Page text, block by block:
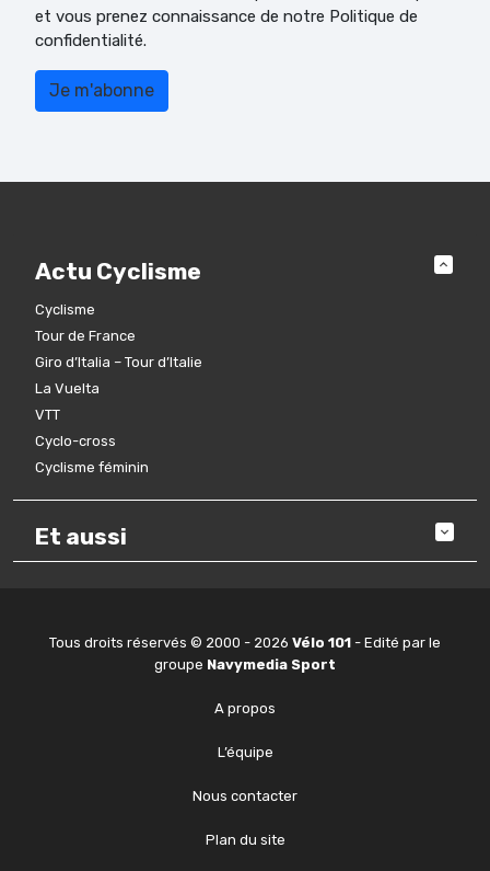
et vous prenez connaissance de notre Politique de
confidentialité.
Actu Cyclisme
Cyclisme
Tour de France
Giro d’Italia – Tour d’Italie
La Vuelta
VTT
Cyclo-cross
Cyclisme féminin
Et aussi
Tous droits réservés © 2000 - 2026 Vélo 101 - Edité par le
groupe Navymedia Sport
A propos
L’équipe
Nous contacter
Plan du site